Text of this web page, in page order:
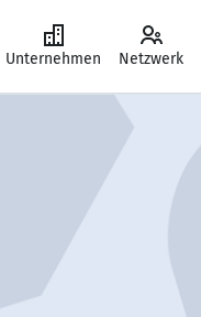
Unternehmen Netzwerk